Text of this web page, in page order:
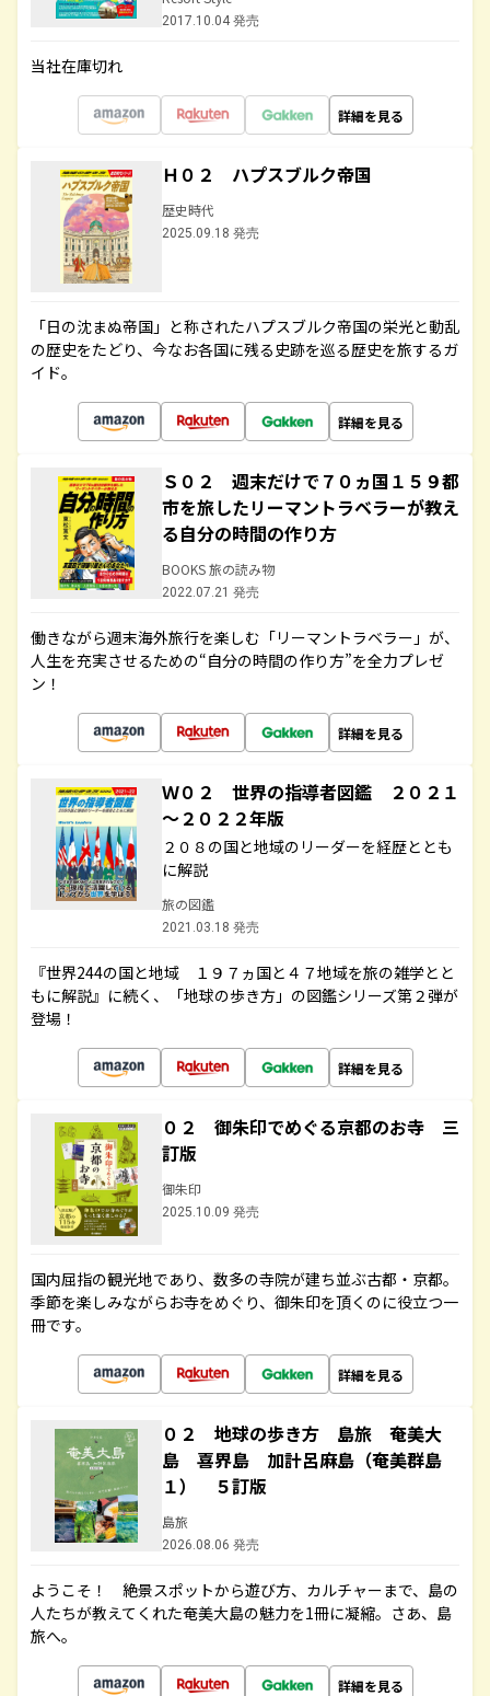
2017.10.04 発売
当社在庫切れ
詳細を見る
Ｈ０２ ハプスブルク帝国
歴史時代
2025.09.18 発売
「日の沈まぬ帝国」と称されたハプスブルク帝国の栄光と動乱
の歴史をたどり、今なお各国に残る史跡を巡る歴史を旅するガ
イド。
詳細を見る
Ｓ０２ 週末だけで７０ヵ国１５９都
市を旅したリーマントラベラーが教え
る自分の時間の作り方
BOOKS 旅の読み物
2022.07.21 発売
働きながら週末海外旅行を楽しむ「リーマントラベラー」が、
人生を充実させるための“自分の時間の作り方”を全力プレゼ
ン！
詳細を見る
Ｗ０２ 世界の指導者図鑑 ２０２１
～２０２２年版
２０８の国と地域のリーダーを経歴ととも
に解説
旅の図鑑
2021.03.18 発売
『世界244の国と地域 １９７ヵ国と４７地域を旅の雑学とと
もに解説』に続く、「地球の歩き方」の図鑑シリーズ第２弾が
登場！
詳細を見る
０２ 御朱印でめぐる京都のお寺 三
訂版
御朱印
2025.10.09 発売
国内屈指の観光地であり、数多の寺院が建ち並ぶ古都・京都。
季節を楽しみながらお寺をめぐり、御朱印を頂くのに役立つ一
冊です。
詳細を見る
０２ 地球の歩き方 島旅 奄美大
島 喜界島 加計呂麻島（奄美群島
１） ５訂版
島旅
2026.08.06 発売
ようこそ！ 絶景スポットから遊び方、カルチャーまで、島の
人たちが教えてくれた奄美大島の魅力を1冊に凝縮。さあ、島
旅へ。
詳細を見る